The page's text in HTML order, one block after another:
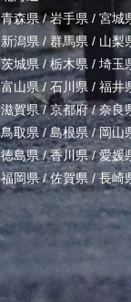
青森県/岩手県 / 宮城
新潟県 / 群馬県 / 山梨
茨城県 / 栃木県 / 埼玉
富山県/ 石川県 / 福井
滋賀県/京都府/奈良
鳥取県/島根県/岡山
徳島県/香川県/愛媛
福岡県/佐賀県/長崎